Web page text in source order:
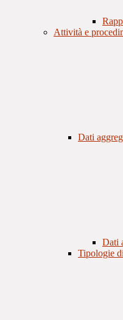
Attività e
Dati
Dati
Tipologie